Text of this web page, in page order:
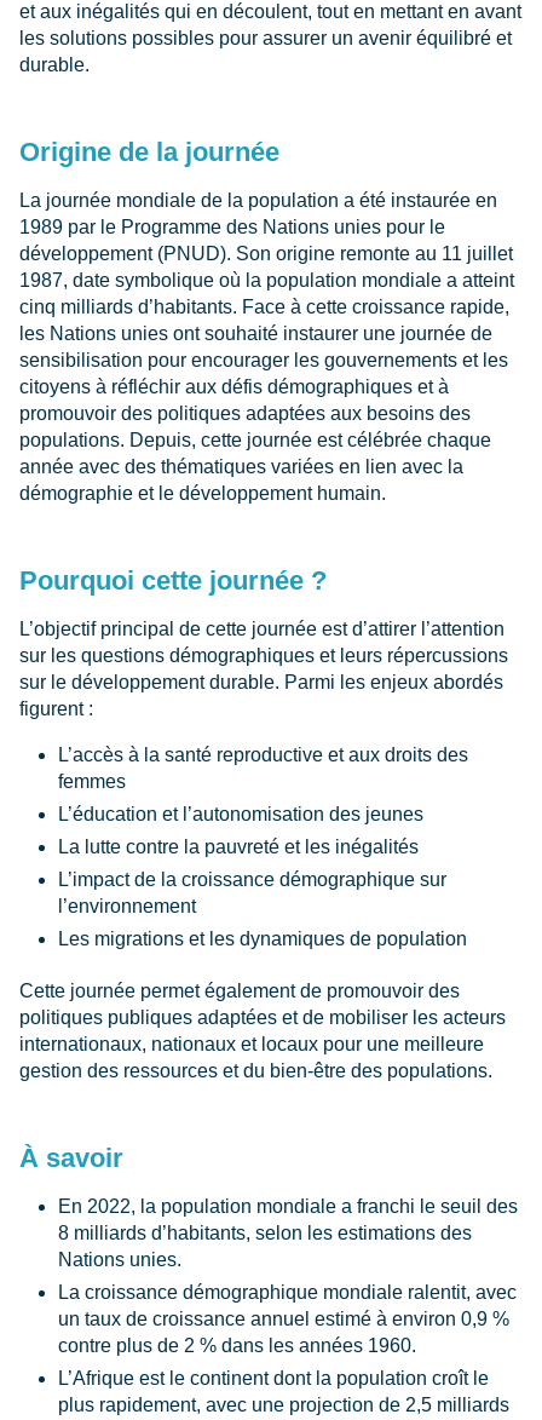
et aux inégalités qui en découlent, tout en mettant en avant
les solutions possibles pour assurer un avenir équilibré et
durable.
Origine de la journée
La journée mondiale de la population a été instaurée en
1989 par le Programme des Nations unies pour le
développement (PNUD). Son origine remonte au 11 juillet
1987, date symbolique où la population mondiale a atteint
cinq milliards d’habitants. Face à cette croissance rapide,
les Nations unies ont souhaité instaurer une journée de
sensibilisation pour encourager les gouvernements et les
citoyens à réfléchir aux défis démographiques et à
promouvoir des politiques adaptées aux besoins des
populations. Depuis, cette journée est célébrée chaque
année avec des thématiques variées en lien avec la
démographie et le développement humain.
Pourquoi cette journée ?
L’objectif principal de cette journée est d’attirer l’attention
sur les questions démographiques et leurs répercussions
sur le développement durable. Parmi les enjeux abordés
figurent :
L’accès à la santé reproductive et aux droits des
femmes
L’éducation et l’autonomisation des jeunes
La lutte contre la pauvreté et les inégalités
L’impact de la croissance démographique sur
l’environnement
Les migrations et les dynamiques de population
Cette journée permet également de promouvoir des
politiques publiques adaptées et de mobiliser les acteurs
internationaux, nationaux et locaux pour une meilleure
gestion des ressources et du bien-être des populations.
À savoir
En 2022, la population mondiale a franchi le seuil des
8 milliards d’habitants, selon les estimations des
Nations unies.
La croissance démographique mondiale ralentit, avec
un taux de croissance annuel estimé à environ 0,9 %
contre plus de 2 % dans les années 1960.
L’Afrique est le continent dont la population croît le
plus rapidement, avec une projection de 2,5 milliards